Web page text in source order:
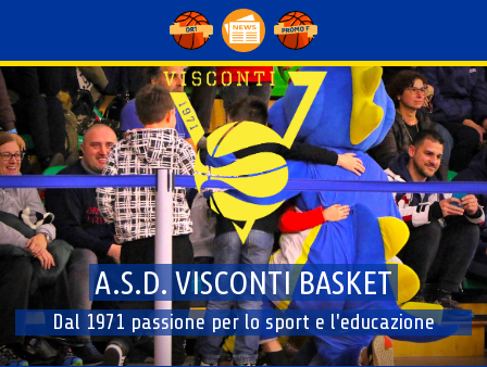
content
A.S.D. VISCONTI BASKET
Dal 1971 passione per lo sport e l'educazione